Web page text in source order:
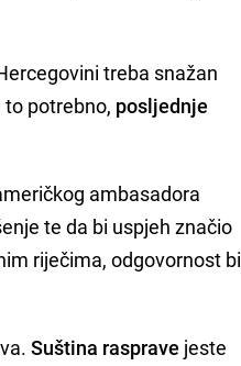
treba snažan
potrebno, posljednje
ambasadora
te da bi uspjeh značio
riječima, odgovornost bi
Suština rasprave jeste